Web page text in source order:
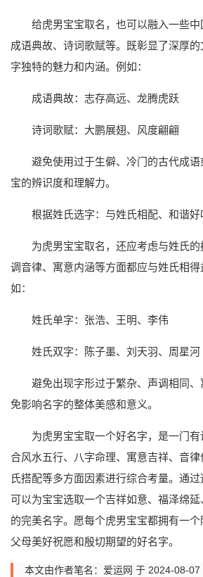
给虎男宝宝取名，也可以融入一些
成语典故、诗词歌赋等。既彰显了深厚
字独特的魅力和内涵。例如：
成语典故：志存高远、龙腾虎跃
诗词歌赋：大鹏展翅、风度翩翩
避免使用过于生僻、冷门的古代成
宝的辨识度和理解力。
根据姓氏选字：与姓氏相配、和谐好
为虎男宝宝取名，还应考虑与姓氏
调音律、寓意内涵等方面都应与姓氏相得
如：
姓氏单字：张浩、王明、李伟
姓氏双字：陈子墨、刘天羽、周星河
避免出现字形过于繁杂、声调相同
免影响名字的整体美感和意义。
为虎男宝宝取一个好名字，是一门
合风水五行、八字命理、寓意吉祥、音
氏搭配等多方面因素进行综合考量。通
可以为宝宝选取一个吉祥如意、福泽绵
的完美名字。愿每个虎男宝宝都拥有一
父母美好祝愿和殷切期望的好名字。
本文由作者笔名：爱运网 于 2024-08-07